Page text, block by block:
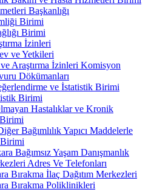
Başkanlığı
Birimi
Birimi
İzinleri
ve Yetkileri
Araştırma İzinleri Komisyon
Dökümanları
ve İstatistik Birimi
Birimi
Hastalıklar ve Kronik
Bağımlılık Yapıcı Maddelerle
Bağımsız Yaşam Danışmanlık
Adres Ve Telefonları
Bırakma İlaç Dağıtım Merkezleri
Bırakma Poliklinikleri